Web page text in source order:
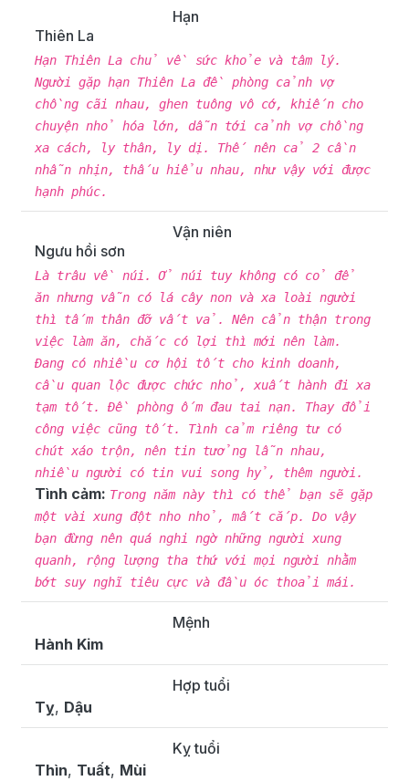
Hạn
Thiên La
Hạn Thiên La chủ về sức khỏe và tâm lý.
Người gặp hạn Thiên La đề phòng cảnh vợ
chồng cãi nhau, ghen tuông vô cớ, khiến cho
chuyện nhỏ hóa lớn, dẫn tới cảnh vợ chồng
xa cách, ly thân, ly dị. Thế nên cả 2 cần
nhẫn nhịn, thấu hiểu nhau, như vậy với được
hạnh phúc.
Vận niên
Ngưu hồi sơn
Là trâu về núi. Ở núi tuy không có cỏ để
ăn nhưng vẫn có lá cây non và xa loài người
thì tấm thân đỡ vất vả. Nên cẩn thận trong
việc làm ăn, chắc có lợi thì mới nên làm.
Đang có nhiều cơ hội tốt cho kinh doanh,
cầu quan lộc được chức nhỏ, xuất hành đi xa
tạm tốt. Đề phòng ốm đau tai nạn. Thay đổi
công việc cũng tốt. Tình cảm riêng tư có
chút xáo trộn, nên tin tưởng lẫn nhau,
nhiều người có tin vui song hỷ, thêm người.
Tình cảm: Trong năm này thì có thể bạn sẽ gặp
một vài xung đột nho nhỏ, mất cắp. Do vậy
bạn đừng nên quá nghi ngờ những người xung
quanh, rộng lượng tha thứ với mọi người nhằm
bớt suy nghĩ tiêu cực và đầu óc thoải mái.
Mệnh
Hành Kim
Hợp tuổi
Tỵ, Dậu
Kỵ tuổi
Thìn, Tuất, Mùi